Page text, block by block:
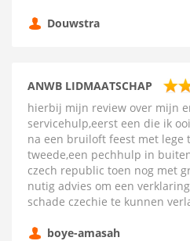
Douwstra
ANWB LIDMAATSCHAP
hierbij mijn review over mijn
servicehulp,eerst een die ik
na een bruiloft feest met lege
tweede,een pechhulp in
czech republic toen nog met
nutig advies om een
schade czechie te kunnen
boye-amasah